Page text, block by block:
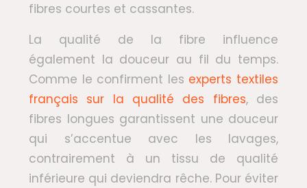
fibres courtes et cassantes.
La qualité de la fibre influence
également la douceur au fil du temps.
Comme le confirment les experts textiles
français sur la qualité des fibres, des
fibres longues garantissent une douceur
qui s’accentue avec les lavages,
contrairement à un tissu de qualité
inférieure qui deviendra rêche. Pour éviter